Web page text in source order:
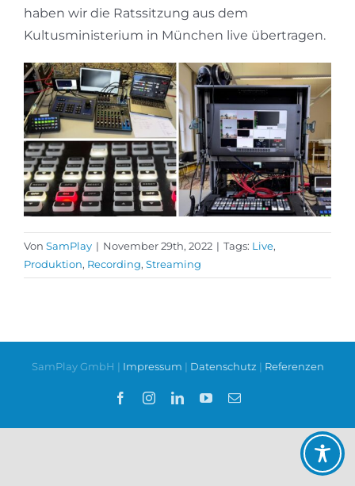
haben wir die Ratssitzung aus dem
Kultusministerium in München live übertragen.
Von SamPlay | November 29th, 2022 | Tags: Live,
Produktion, Recording, Streaming
SamPlay GmbH | Impressum | Datenschutz | Referenzen
FacebookInstagramLinkedInYouTube
E-